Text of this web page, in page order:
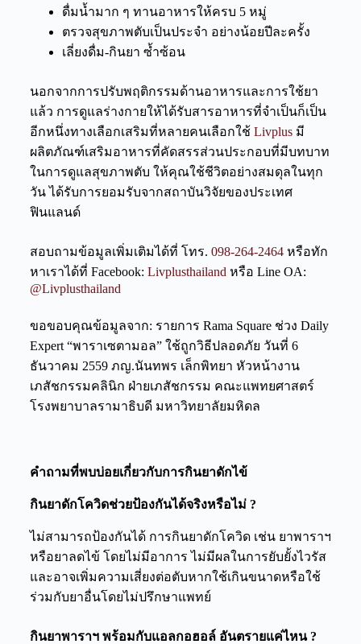
ดื่มน้ำมาก ๆ ทานอาหารให้ครบ 5 หมู่
ตรวจสุขภาพตับเป็นประจำ อย่างน้อยปีละครั้ง
เลี่ยงดื่ม-กินยา ซ้ำซ้อน
นอกจากการปรับพฤติกรรมด้านอาหารและการใช้ยา
แล้ว การดูแลร่างกายให้ได้รับสารอาหารที่จำเป็นก็เป็น
อีกหนึ่งทางเลือกเสริมที่หลายคนเลือกใช้ Livplusมี
ผลิตภัณฑ์เสริมอาหารที่คัดสรรส่วนประกอบที่มีบทบาท
ในการดูแลสุขภาพตับ ให้คุณใช้ชีวิตอย่างสมดุลในทุก
วันได้รับการยอมรับจากสถาบันวิจัยของประเทศ
ฟินแลนด์
สอบถามข้อมูลเพิ่มเติมได้ที่ โทร. 098-264-2464หรือทัก
หาเราได้ที่ Facebook: Livplusthailandหรือ Line OA:
@Livplusthailand
ขอขอบคุณข้อมูลจาก: รายการ Rama Square ช่วง Daily
Expert “พาราเซตามอล” ใช้ถูกวิธีปลอดภัย วันที่ 6
ธันวาคม 2559 ภญ.นันทพร เล็กพิทยา หัวหน้างาน
เภสัชกรรมคลินิก ฝ่ายเภสัชกรรม คณะแพทยศาสตร์
โรงพยาบาลรามาธิบดี มหาวิทยาลัยมหิดล
คำถามที่พบบ่อยเกี่ยวกับการกินยาดักไข้
กินยาดักโควิดช่วยป้องกันได้จริงหรือไม่ ?
ไม่สามารถป้องกันได้ การกินยาดักโควิดเช่น ยาพาราฯ
หรือยาลดไข้ โดยไม่มีอาการ ไม่มีผลในการยับยั้งไวรัส
และอาจเพิ่มความเสี่ยงต่อตับหากใช้เกินขนาดหรือใช้
ร่วมกับยาอื่นโดยไม่ปรึกษาแพทย์
กินยาพาราฯ พร้อมกับแอลกอฮอล์ อันตรายแค่ไหน ?